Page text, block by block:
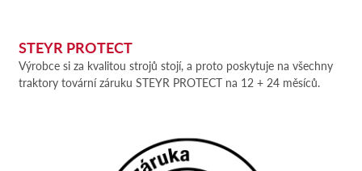
STEYR PROTECT
Výrobce si za kvalitou strojů stojí, a proto poskytuje na všechny
traktory tovární záruku STEYR PROTECT na 12 + 24 měsíců.